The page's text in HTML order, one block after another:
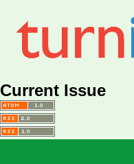
Current Issue